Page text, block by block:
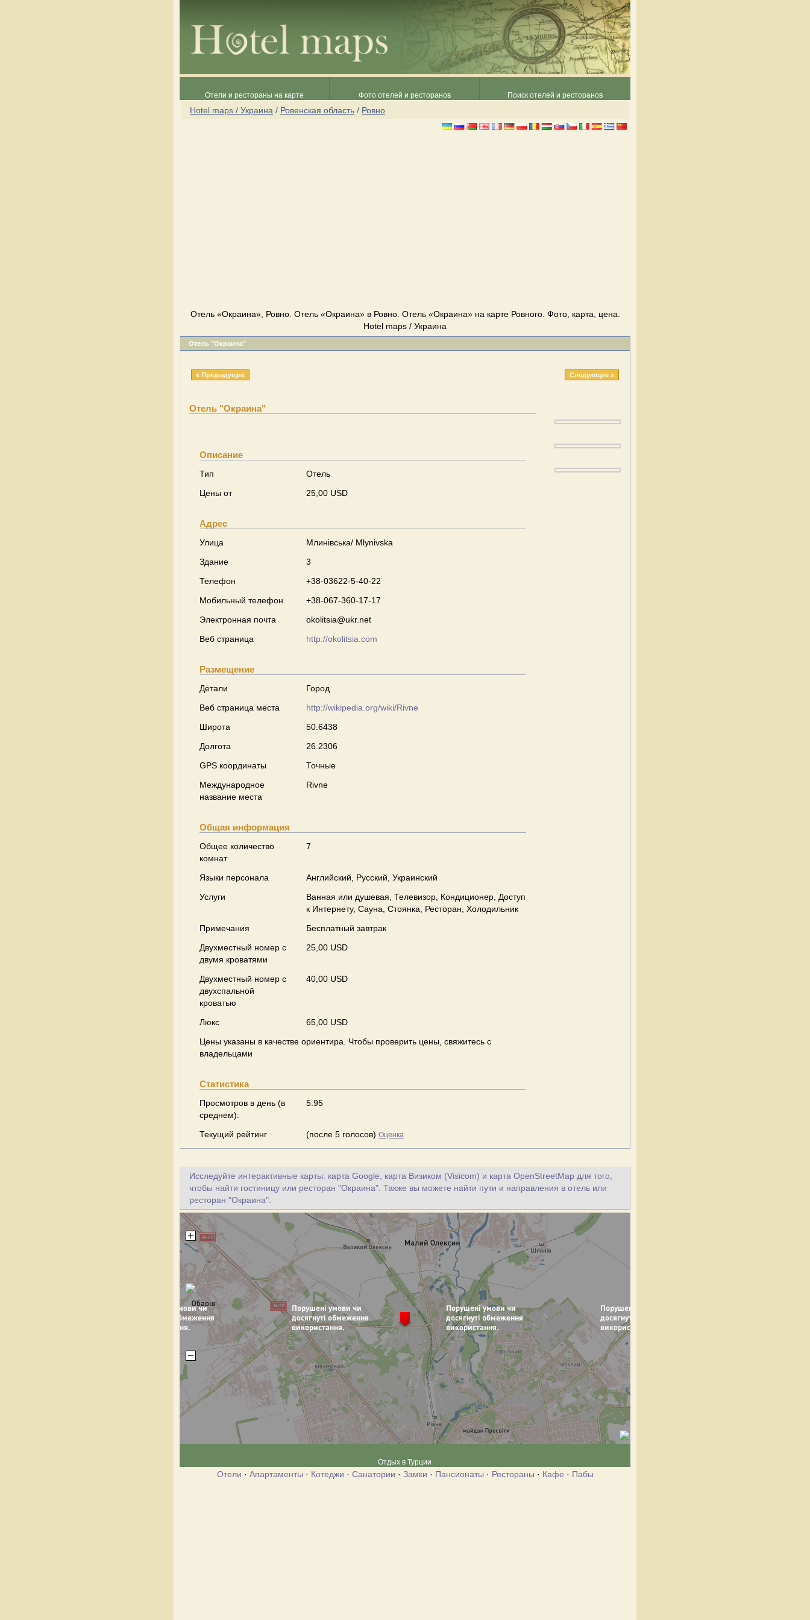
Отели и рестораны на карте Фото отелей и ресторанов Поиск отелей и ресторанов
Hotel maps / Украина / Ровенская область / Ровно
Отель «Окраина», Ровно. Отель «Окраина» в Ровно. Отель «Окраина» на карте Ровного. Фото, карта, цена.
Hotel maps / Украина
Отель "Окраина"
« Предыдущие Следующие »
Отель "Окраина"
Описание
Тип
Отель
Цены от
25,00 USD
Адрес
Улица
Млинівська/ Mlynivska
Здание
3
Телефон
+38-03622-5-40-22
Мобильный телефон
+38-067-360-17-17
Электронная почта
okolitsia@ukr.net
Веб страница
http://okolitsia.com
Размещение
Детали
Город
Веб страница места
http://wikipedia.org/wiki/Rivne
Широта
50.6438
Долгота
26.2306
GPS координаты
Точные
Международное
название места
Rivne
Общая информация
Общее количество
комнат
7
Языки персонала
Английский, Русский, Украинский
Услуги
Ванная или душевая, Телевизор, Кондиционер, Доступ
к Интернету, Сауна, Стоянка, Ресторан, Холодильник
Примечания
Бесплатный завтрак
Двухместный номер с
двумя кроватями
25,00 USD
Двухместный номер с
двухспальной
кроватью
40,00 USD
Люкс
65,00 USD
Цены указаны в качестве ориентира. Чтобы проверить цены, свяжитесь с
владельцами
Статистика
Просмотров в день (в
среднем):
5.95
Текущий рейтинг (после 5 голосов) Оценка
Исследуйте интерактивные карты: карта Google, карта Визиком (Visicom) и карта OpenStreetMap для того,
чтобы найти гостиницу или ресторан "Окраина". Также вы можете найти пути и направления в отель или
ресторан "Окраина".
Отдых в Турции
Отели · Апартаменты · Котеджи · Санатории · Замки · Пансионаты · Рестораны · Кафе · Пабы